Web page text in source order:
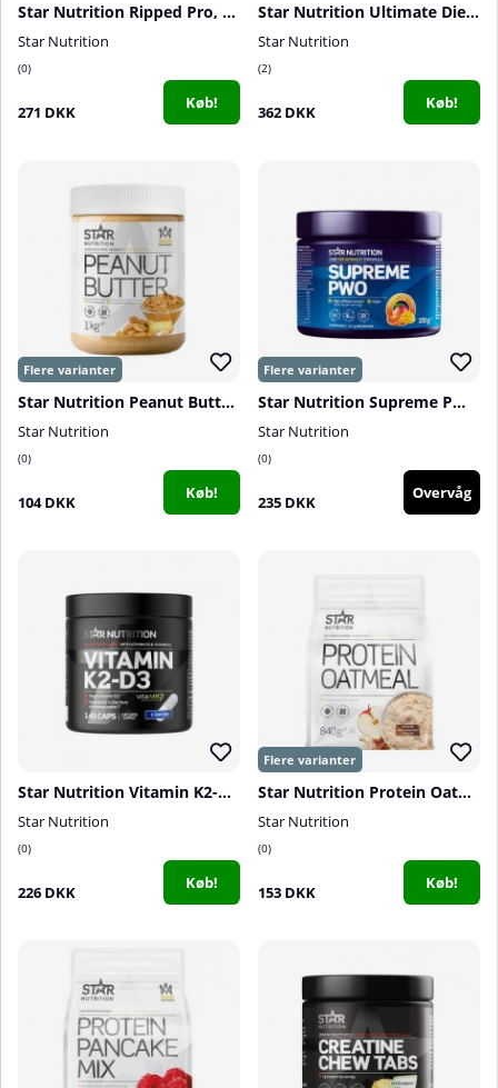
Star Nutrition Ripped Pro, 60 caps
Star Nutrition
0
271 DKK Køb!
Star Nutrition Ultimate Diet Complex, 1 kg
Star Nutrition
2
362 DKK Køb!
Star Nutrition Peanut Butter, 1 kg
Star Nutrition
0
104 DKK Køb!
Star Nutrition Supreme PWO, 250 g
Star Nutrition
0
235 DKK Overvåg
Star Nutrition Vitamin K2-D3, 140 caps
Star Nutrition
0
226 DKK Køb!
Star Nutrition Protein Oatmeal, 840 g
Star Nutrition
0
153 DKK Køb!